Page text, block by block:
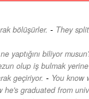
bölüşürler. - They
yaptığını biliyor
olup iş bulmak yerine
geçiriyor. - You know
he's graduated from